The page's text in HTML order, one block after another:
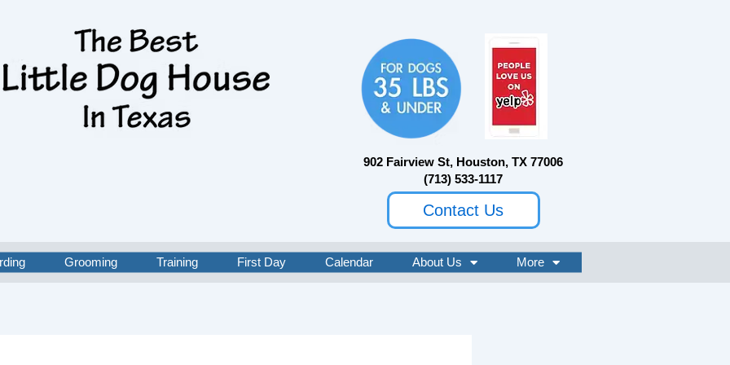
902 Fairview St, Houston, TX 77006
(713) 533-1117
Contact Us
Grooming Training First Day Calendar About Us More